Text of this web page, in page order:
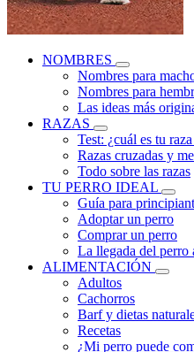
NOMBRES
Nombres para
Nombres para
Las ideas más
RAZAS
Test: ¿cuál es tu
Razas cruzadas y
Todo sobre las razas
TU PERRO IDEAL
Guía para
Adoptar un perro
Comprar un perro
La llegada del perro
ALIMENTACIÓN
Adultos
Cachorros
Barf y dietas
Recetas
¿Mi perro puede